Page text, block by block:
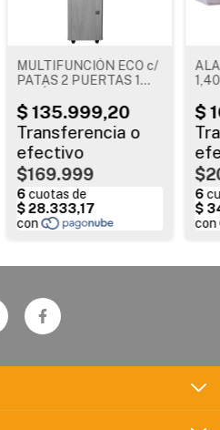
MULTIFUNCIÓN ECO c/
PATAS 2 PUERTAS 1
$169.999